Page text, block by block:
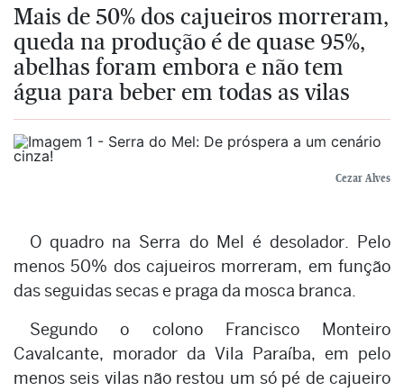
Mais de 50% dos cajueiros morreram,
queda na produção é de quase 95%,
abelhas foram embora e não tem
água para beber em todas as vilas
Cezar Alves
O quadro na Serra do Mel é desolador. Pelo
menos 50% dos cajueiros morreram, em função
das seguidas secas e praga da mosca branca.
Segundo o colono Francisco Monteiro
Cavalcante, morador da Vila Paraíba, em pelo
menos seis vilas não restou um só pé de cajueiro